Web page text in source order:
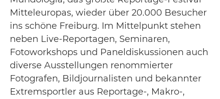
Mitteleuropas, wieder über 20.000 Besucher
ins schöne Freiburg. Im Mittelpunkt stehen
neben Live-Reportagen, Seminaren,
Fotoworkshops und Paneldiskussionen auch
diverse Ausstellungen renommierter
Fotografen, Bildjournalisten und bekannter
Extremsportler aus Reportage-, Makro-,